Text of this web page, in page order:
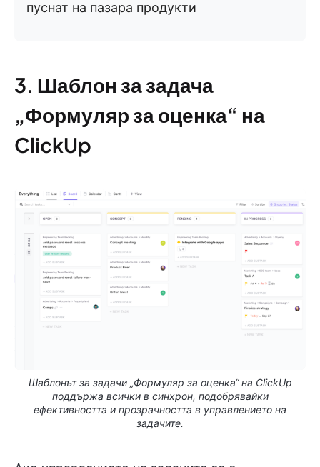
пуснат на пазара продукти
3. Шаблон за задача
„Формуляр за оценка“ на
ClickUp
Шаблонът за задачи „Формуляр за оценка“ на ClickUp
поддържа всички в синхрон, подобрявайки
ефективността и прозрачността в управлението на
задачите.